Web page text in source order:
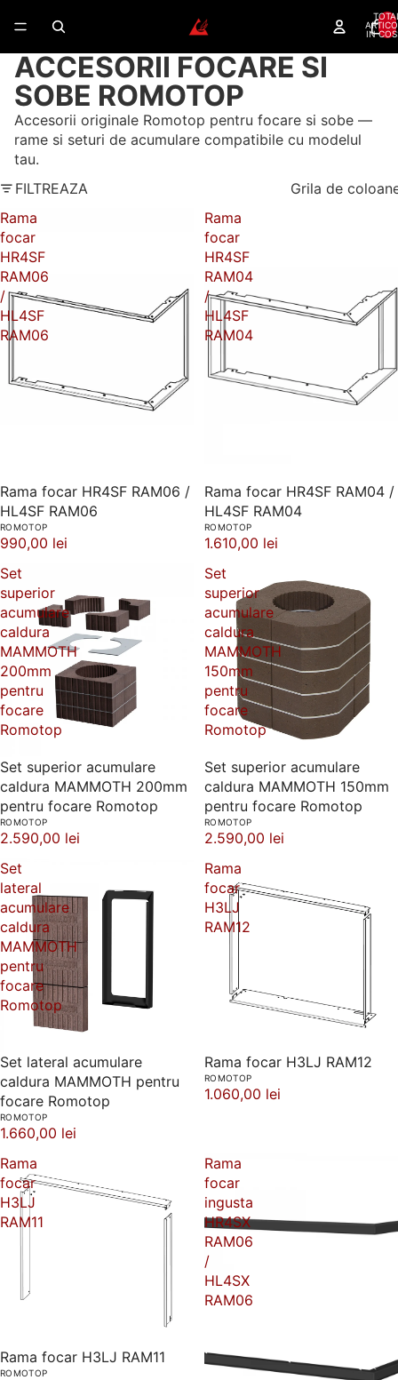
IN
ACCESORII FOCARE SI
SOBE ROMOTOP
Accesorii originale Romotop pentru focare si sobe —
rame si seturi de acumulare compatibile cu modelul
tau.
FILTREAZA
Grila de
Rama
focar
HR4SF
RAM06
/
HL4SF
RAM06
Rama focar HR4SF RAM06 /
HL4SF RAM06
ROMOTOP
990,00 lei
Rama
focar
HR4SF
RAM04
/
HL4SF
RAM04
Rama focar HR4SF RAM04 /
HL4SF RAM04
ROMOTOP
1.610,00 lei
Set
superior
acumulare
caldura
MAMMOTH
200mm
pentru
focare
Romotop
Set superior acumulare
caldura MAMMOTH 200mm
pentru focare Romotop
ROMOTOP
2.590,00 lei
Set
superior
acumulare
caldura
MAMMOTH
150mm
pentru
focare
Romotop
Set superior acumulare
caldura MAMMOTH 150mm
pentru focare Romotop
ROMOTOP
2.590,00 lei
Set
lateral
acumulare
caldura
MAMMOTH
pentru
focare
Romotop
Set lateral acumulare
caldura MAMMOTH pentru
focare Romotop
ROMOTOP
1.660,00 lei
Rama
focar
H3LJ
RAM12
Rama focar H3LJ RAM12
ROMOTOP
1.060,00 lei
Rama
focar
H3LJ
RAM11
Rama focar H3LJ RAM11
ROMOTOP
Rama
focar
ingusta
HR4SX
RAM06
/
HL4SX
RAM06